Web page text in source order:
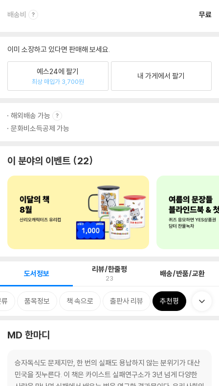
배송비 무료
이미 소장하고 있다면 판매해 보세요.
예스24에 팔기
최상 매입가 3,700원
내 가게에서 팔기
해외배송 가능
문화비소득공제 가능
이 분야의 이벤트 22
도서정보 리뷰/한줄평
23 배송/반품/교환
품목정보 책 속으로 출판사 리뷰 추천평
MD 한마디
승자독식도 문제지만, 한 번의 실패도 용납하지 않는 분위기가 대산
민국을 짓누른다. 이 책은 카이스트 실패연구소가 3년 넘게 다양한